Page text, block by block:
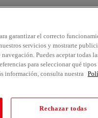
garantizar el correcto
servicios y mostrarte
Puedes aceptar todas
para seleccionar qué tipos
información, consulta nuestra
Rechazar todas